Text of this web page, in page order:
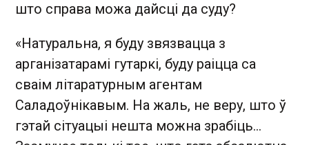
што справа можа дайсці да суду?
«Натуральна, я буду звязвацца з
арганізатарамі гутаркі, буду раіцца са
сваім літаратурным агентам
Саладоўнікавым. На жаль, не веру, што ў
гэтай сітуацыі нешта можна зрабіць...